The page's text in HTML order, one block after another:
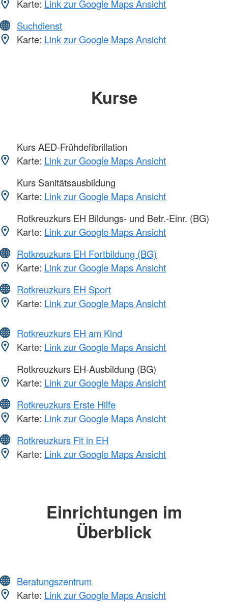
Karte: Link zur Google Maps Ansicht
Suchdienst
Karte: Link zur Google Maps Ansicht
Kurse
Kurs AED-Frühdefibrillation
Karte: Link zur Google Maps Ansicht
Kurs Sanitätsausbildung
Karte: Link zur Google Maps Ansicht
Rotkreuzkurs EH Bildungs- und Betr.-Einr. (BG)
Karte: Link zur Google Maps Ansicht
Rotkreuzkurs EH Fortbildung (BG)
Karte: Link zur Google Maps Ansicht
Rotkreuzkurs EH Sport
Karte: Link zur Google Maps Ansicht
Rotkreuzkurs EH am Kind
Karte: Link zur Google Maps Ansicht
Rotkreuzkurs EH-Ausbildung (BG)
Karte: Link zur Google Maps Ansicht
Rotkreuzkurs Erste Hilfe
Karte: Link zur Google Maps Ansicht
Rotkreuzkurs Fit in EH
Karte: Link zur Google Maps Ansicht
Einrichtungen im
Überblick
Beratungszentrum
Karte: Link zur Google Maps Ansicht